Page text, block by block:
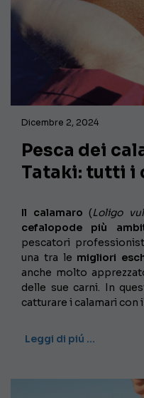
Dicembre 2, 2024
Pesca dei
Tataki: tutti
Il calamaro (Loligo
cefalopode più
pescatori
una tra le migliori
anche molto
delle sue carni. In
catturare i calamari con il
Leggi di piú …